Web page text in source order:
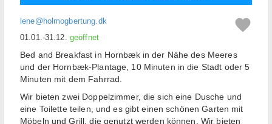
lene@holmogbertung.dk
01.01.-31.12. geöffnet
Bed and Breakfast in Hornbæk in der Nähe des Meeres
und der Hornbæk-Plantage, 10 Minuten in die Stadt oder 5
Minuten mit dem Fahrrad.
Wir bieten zwei Doppelzimmer, die sich eine Dusche und
eine Toilette teilen, und es gibt einen schönen Garten mit
Möbeln und Grill, die genutzt werden können. Wir bieten